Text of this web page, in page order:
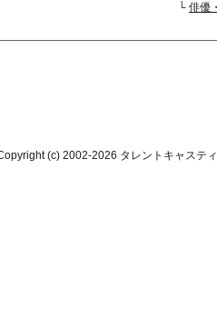
└ 俳優
(c) 2002-2026 タレントキャステ